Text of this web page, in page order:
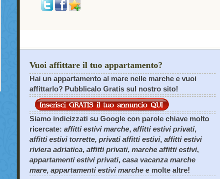
Vuoi affittare il tuo appartamento?
Hai un appartamento al mare nelle marche e vuoi
affittarlo? Pubblicalo Gratis sul nostro sito!
Siamo indicizzati su Google con parole chiave molto
ricercate: affitti estivi marche, affitti estivi privati,
affitti estivi torrette, privati affitti estivi, affitti estivi
riviera adriatica, affitti privati, marche affitti estivi,
appartamenti estivi privati, casa vacanza marche
mare, appartamenti estivi marche e molte altre!